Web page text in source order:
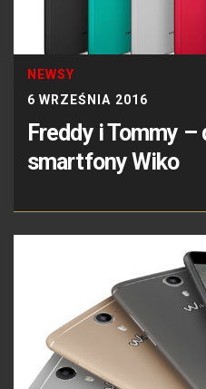
NEWSY
6 WRZEŚNIA 2016
Freddy i Tommy –
smartfony Wiko